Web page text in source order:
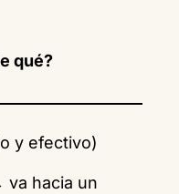
qué?
y efectivo)
va hacia un